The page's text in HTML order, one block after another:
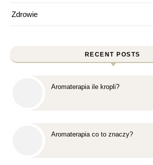
Zdrowie
RECENT POSTS
Aromaterapia ile kropli?
Aromaterapia co to znaczy?